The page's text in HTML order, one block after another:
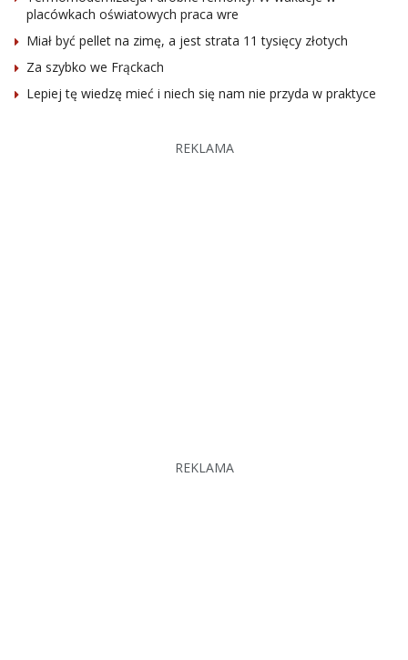
placówkach oświatowych praca wre
Miał być pellet na zimę, a jest strata 11 tysięcy złotych
Za szybko we Frąckach
Lepiej tę wiedzę mieć i niech się nam nie przyda w praktyce
REKLAMA
REKLAMA